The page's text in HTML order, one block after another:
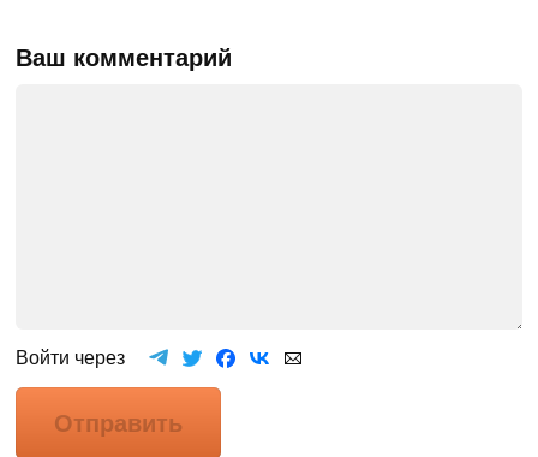
Ваш комментарий
Войти через
Отправить